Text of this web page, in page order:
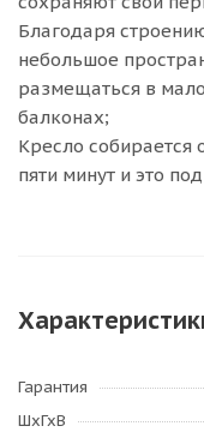
Благодаря
небольшое
размещаться в
балконах;
Кресло собирается
пяти минут и это
Гарантия
ШхГхВ